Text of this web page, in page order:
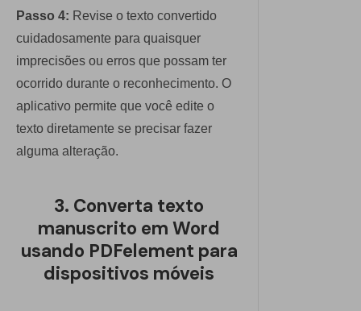
Passo 4: Revise o texto convertido
cuidadosamente para quaisquer
imprecisões ou erros que possam ter
ocorrido durante o reconhecimento. O
aplicativo permite que você edite o
texto diretamente se precisar fazer
alguma alteração.
3. Converta texto
manuscrito em Word
usando PDFelement para
dispositivos móveis